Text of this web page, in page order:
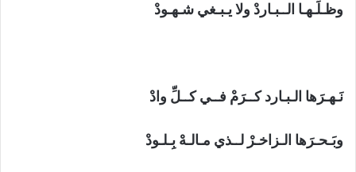
وظـلِّـهـا الــبـاردْ ولا يـبـغي شـهـودْ
نَـهـرَها الـبـارد كــرَمْ فــي كــلِّ وادْ
وبَـحـرَها الـزاخـرْ لــذي مـالـهْ بِـلـودْ